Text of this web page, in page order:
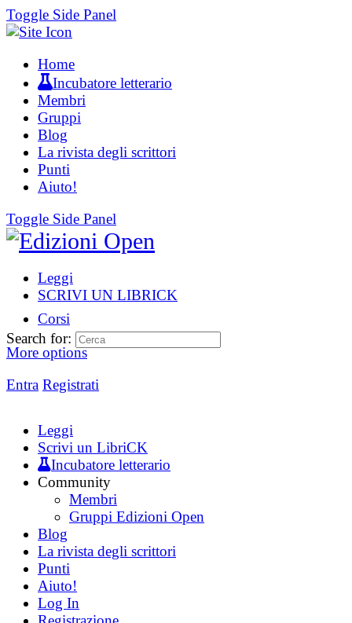
Toggle Side Panel
Home
Incubatore letterario
Membri
Gruppi
Blog
La rivista degli scrittori
Punti
Aiuto!
Toggle Side Panel
Leggi
SCRIVI UN LIBRICK
Corsi
More options
Entra Registrati
Search for:
Leggi
Scrivi un LibriCK
Incubatore letterario
Community
Membri
Gruppi Edizioni Open
Blog
La rivista degli scrittori
Punti
Aiuto!
Log In